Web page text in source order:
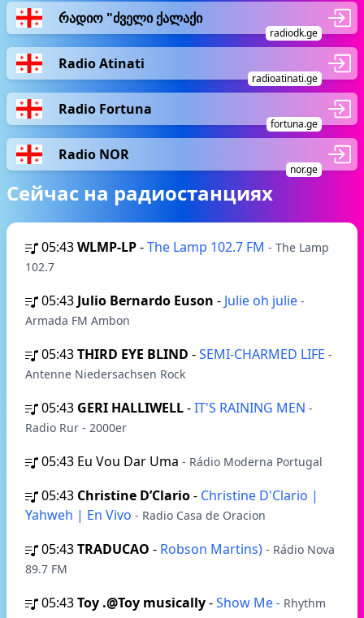
რადიო "ძველი ქალაქი
radiodk.ge
Radio Atinati
radioatinati.ge
Radio Fortuna
fortuna.ge
Radio NOR
nor.ge
Сейчас на радиостанциях
05:43WLMP-LP-The Lamp 102.7 FM - The Lamp
102.7
05:43 Julio Bernardo Euson - Julie oh julie -
Armada FM Ambon
05:43THIRD EYE BLIND -SEMI-CHARMED LIFE -
Antenne Niedersachsen Rock
05:43 GERI HALLIWELL-IT'S RAINING MEN -
Radio Rur - 2000er
05:43 Eu Vou Dar Uma - Rádio Moderna Portugal
05:43 Christine D’Clario- Christine D'Clario |
Yahweh | En Vivo - Radio Casa de Oracion
05:43TRADUCAO - Robson Martins) - Rádio Nova
89.7 FM
05:43Toy .@Toy musically-Show Me - Rhythm